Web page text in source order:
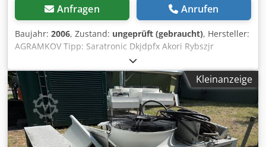
Anfragen Anrufen
Baujahr: 2006, Zustand: ungeprüft (gebraucht), Hersteller:
AGRAMKOV Tipp: Saratronic Dkjdpfx Akori Rybszjr
Kühlmitteltyp: 134 a Baujahr: 2006
Kleinanzeige